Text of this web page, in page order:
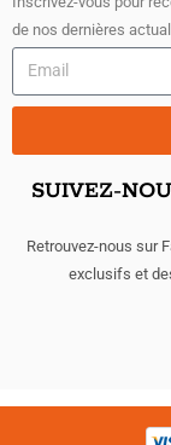
de nos dernières
SUIVEZ-
Retrouvez-nous sur
exclusifs et